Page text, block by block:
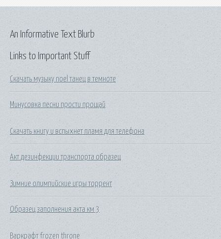
Links to Important Stuff
Скачать музыку noel танец в темноте
Минусовка песни прости прощай
Скачать книгу и вспыхнет пламя для телефона
Акт дезинфекции транспорта образец
Зимние олимпийские игры торрент
Образец заполнения акта км 3
Варкрафт frozen throne
An Informative Text Blurb